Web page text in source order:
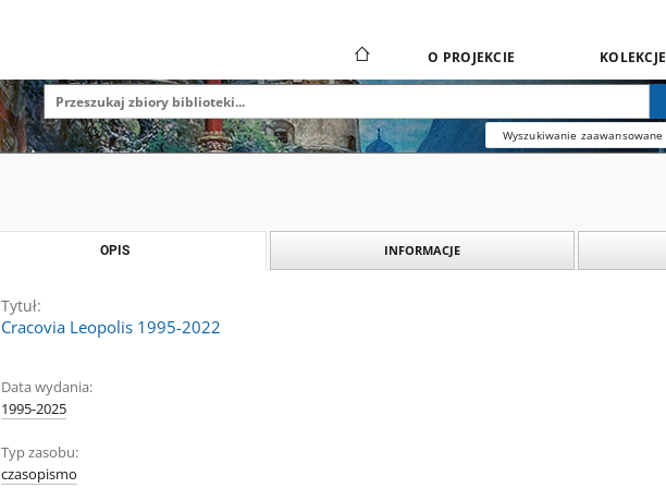
O PROJEKCIE KOLEKCJE
Wyszukiwanie zaawansowane
OPIS INFORMACJE
Tytuł:
Cracovia Leopolis 1995-2022
Data wydania:
1995-2025
Typ zasobu:
czasopismo